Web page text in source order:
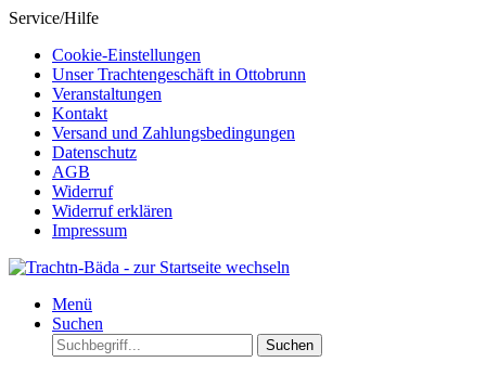
Service/Hilfe
Cookie-Einstellungen
Unser Trachtengeschäft in Ottobrunn
Veranstaltungen
Kontakt
Versand und Zahlungsbedingungen
Datenschutz
AGB
Widerruf
Widerruf erklären
Impressum
Menü
Suchen
Suchen